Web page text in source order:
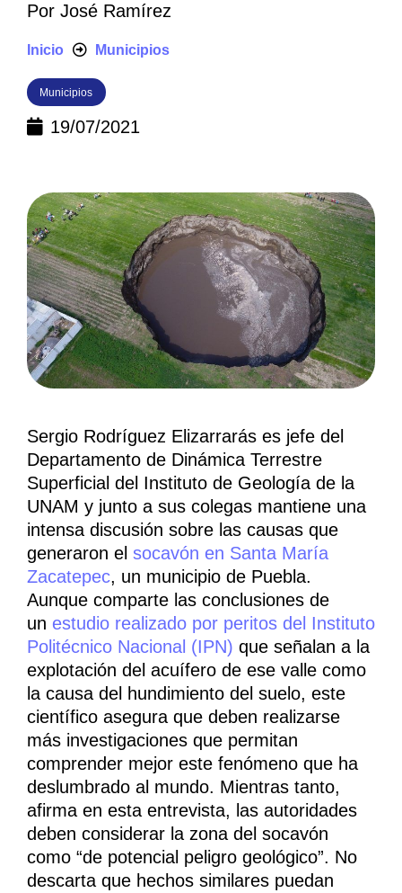
Por José Ramírez
Inicio Municipios
Municipios
19/07/2021
Sergio Rodríguez Elizarrarás es jefe del
Departamento de Dinámica Terrestre
Superficial del Instituto de Geología de la
UNAM y junto a sus colegas mantiene una
intensa discusión sobre las causas que
generaron el socavón en Santa María
Zacatepec, un municipio de Puebla.
Aunque comparte las conclusiones de
un estudio realizado por peritos del Instituto
Politécnico Nacional (IPN) que señalan a la
explotación del acuífero de ese valle como
la causa del hundimiento del suelo, este
científico asegura que deben realizarse
más investigaciones que permitan
comprender mejor este fenómeno que ha
deslumbrado al mundo. Mientras tanto,
afirma en esta entrevista, las autoridades
deben considerar la zona del socavón
como “de potencial peligro geológico”. No
descarta que hechos similares puedan